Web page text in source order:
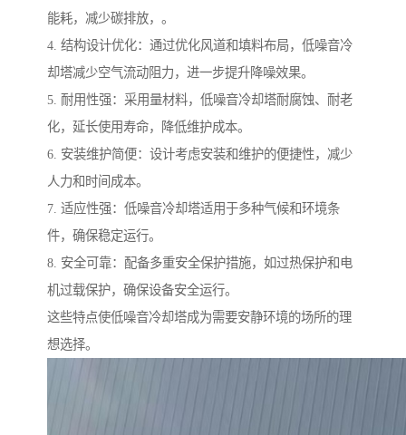
能耗，减少碳排放，。
4. 结构设计优化：通过优化风道和填料布局，低噪音冷
却塔减少空气流动阻力，进一步提升降噪效果。
5. 耐用性强：采用量材料，低噪音冷却塔耐腐蚀、耐老
化，延长使用寿命，降低维护成本。
6. 安装维护简便：设计考虑安装和维护的便捷性，减少
人力和时间成本。
7. 适应性强：低噪音冷却塔适用于多种气候和环境条
件，确保稳定运行。
8. 安全可靠：配备多重安全保护措施，如过热保护和电
机过载保护，确保设备安全运行。
这些特点使低噪音冷却塔成为需要安静环境的场所的理
想选择。